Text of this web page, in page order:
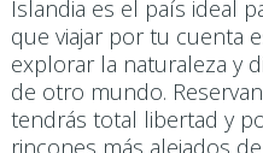
Islandia es el país ideal
que viajar por tu cuenta
explorar la naturaleza y
de otro mundo.
tendrás total libertad y
rincones más alejados